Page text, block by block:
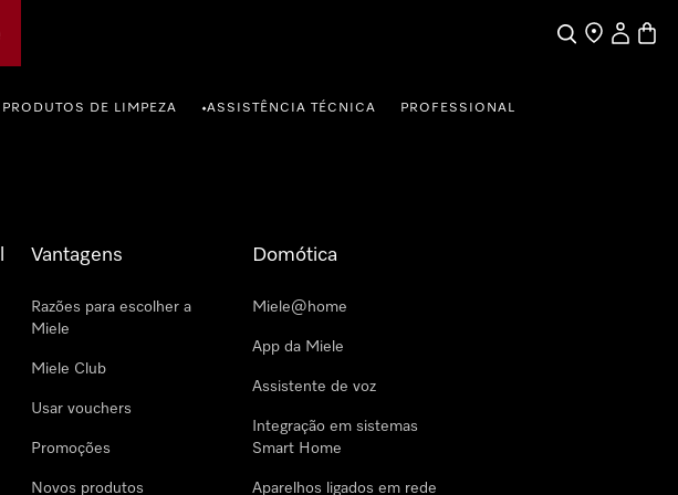
PesquisaEncontrar loja
A minha
PRODUTOS DE LIMPEZA •ASSISTÊNCIA TÉCNICA PROFESSIONAL
Vantagens
Razões para escolher a
Miele
Miele Club
Usar vouchers
Promoções
Novos produtos
Domótica
Miele@home
App da Miele
Assistente de voz
Integração em sistemas
Smart Home
Aparelhos ligados em rede